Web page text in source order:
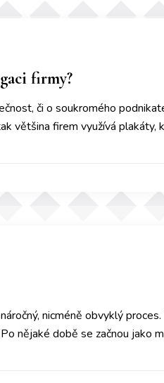
firmy?
či o soukromého
většina firem využívá plakáty,
nicméně obvyklý
nějaké době se začnou jako